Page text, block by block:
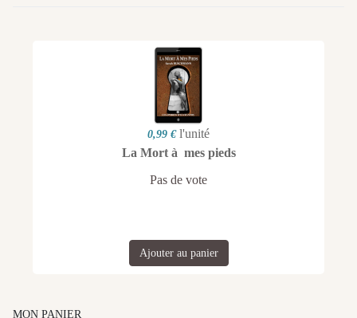
0,99 € l'unité
La Mort à mes pieds
Pas de vote
Ajouter au panier
MON PANIER